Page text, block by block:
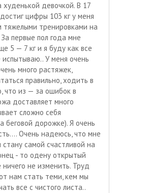
девочкой. В 17
цифры 103 кг у меня
тяжелыми тренировками на
первые пол года мне
5 — 7 кг и я буду как все
У меня очень
много растяжек,
правильно, ходить в
что из — за ошибок в
доставляет много
сложно себя
беговой дорожке). Я очень
Очень надеюсь, что мне
самой счастливой на
- то одену открытый
ничего не изменить. Труд
нам стать теми, кем мы
все с чистого листа..